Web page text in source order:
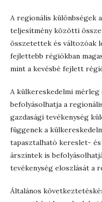
A regionális különbségek
teljesítmény közötti
összetettek és változóak
fejlettebb régiókban
mint a kevésbé fejlett
A külkereskedelmi
befolyásolhatja a
gazdasági tevékenység
függenek a
tapasztalható kereslet- és
árszintek is
tevékenység eloszlását a
Általános